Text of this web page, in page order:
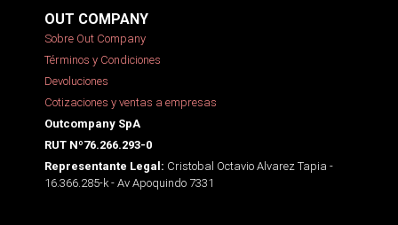
OUT COMPANY
Sobre Out Company
Términos y Condiciones
Devoluciones
Cotizaciones y ventas a empresas
Outcompany SpA
RUT Nº76.266.293-0
Representante Legal: Cristobal Octavio Alvarez Tapia -
16.366.285-k - Av Apoquindo 7331